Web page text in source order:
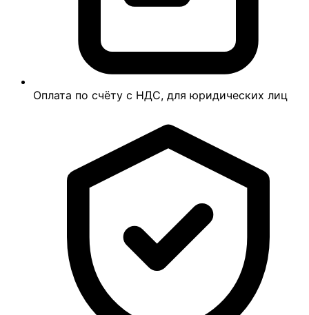
Оплата по счёту с НДС, для юридических лиц